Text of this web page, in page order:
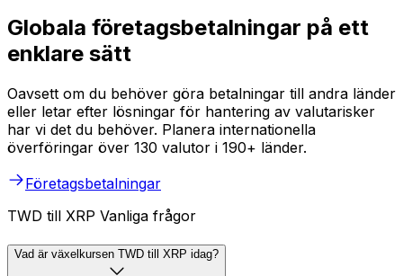
Globala företagsbetalningar på ett
enklare sätt
Oavsett om du behöver göra betalningar till andra länder
eller letar efter lösningar för hantering av valutarisker
har vi det du behöver. Planera internationella
överföringar över 130 valutor i 190+ länder.
Företagsbetalningar
TWD till XRP Vanliga frågor
Vad är växelkursen TWD till XRP idag?